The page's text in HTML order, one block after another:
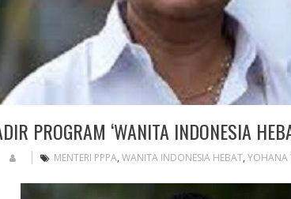
PROGRAM ‘WANITA INDONESIA
MENTERI PPPA, WANITA INDONESIA HEBAT, YOHANA